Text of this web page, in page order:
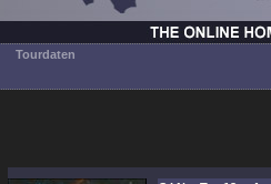
Tourdaten